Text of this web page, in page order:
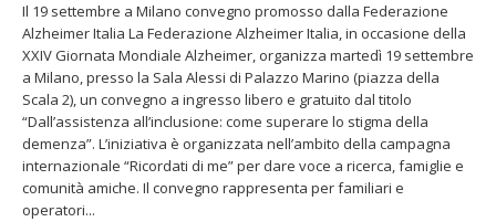
Il 19 settembre a Milano convegno promosso dalla Federazione
Alzheimer Italia La Federazione Alzheimer Italia, in occasione della
XXIV Giornata Mondiale Alzheimer, organizza martedì 19 settembre
a Milano, presso la Sala Alessi di Palazzo Marino (piazza della
Scala 2), un convegno a ingresso libero e gratuito dal titolo
“Dall’assistenza all’inclusione: come superare lo stigma della
demenza”. L’iniziativa è organizzata nell’ambito della campagna
internazionale “Ricordati di me” per dare voce a ricerca, famiglie e
comunità amiche. Il convegno rappresenta per familiari e
operatori...